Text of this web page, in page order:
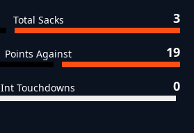
Total Sacks 3
Points Against 19
Int Touchdowns 0